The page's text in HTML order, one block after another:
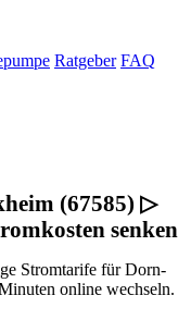
Ratgeber FAQ
(67585) ▷
senken
Stromtarife für Dorn-
online wechseln.